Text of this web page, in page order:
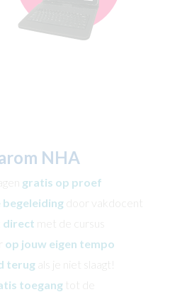
NHA
gratis op proef
door vakdocent
direct met de cursus
op jouw eigen tempo
terug als je niet slaagt!
toegangtot de